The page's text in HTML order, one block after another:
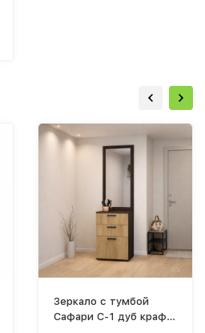
Зеркало с тумбой
Сафари С-1 дуб крафт